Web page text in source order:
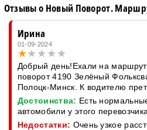
Отзывы о Новый Поворот.
Ирина
01-09-2024
Добрый день!Ехали на
поворот 4190 Зелёный
Полоцк-Минск. К водителю
Достоинства: Есть
автомобили у этого перевозчика
Недостатки: Очень узкое